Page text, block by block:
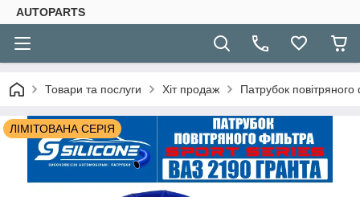
AUTOPARTS
Товари та послуги Хіт продаж Патрубок
ЛІМІТОВАНА СЕРІЯ